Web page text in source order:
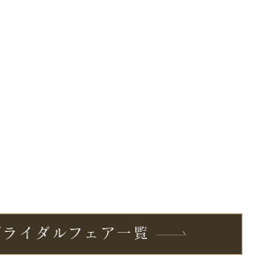
ライダルフェア一覧